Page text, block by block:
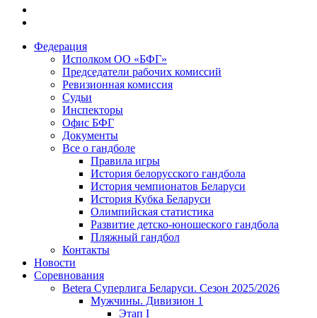
Федерация
Исполком ОО «БФГ»
Председатели рабочих комиссий
Ревизионная комиссия
Судьи
Инспекторы
Офис БФГ
Документы
Все о гандболе
Правила игры
История белорусского гандбола
История чемпионатов Беларуси
История Кубка Беларуси
Олимпийская статистика
Развитие детско-юношеского гандбола
Пляжный гандбол
Контакты
Новости
Соревнования
Betera Суперлига Беларуси. Сезон 2025/2026
Мужчины. Дивизион 1
Этап I